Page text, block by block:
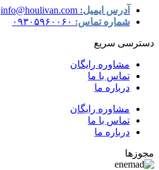
آدرس ایمیل: info@houlivan.com
شماره تماس: ۰۹۳۰۵۹۶۰۰۶۰
دسترسی سریع
مشاوره رایگان
تماس با ما
درباره ما
مشاوره رایگان
تماس با ما
درباره ما
مجوزها